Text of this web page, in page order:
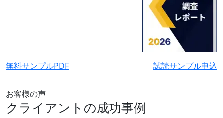
無料サンプルPDF 試読サンプル申込
お客様の声
クライアントの成功事例